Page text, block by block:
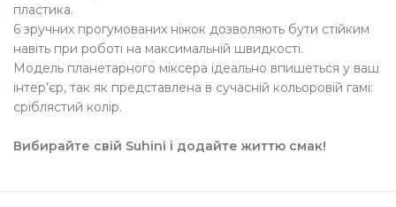
пластика.
6 зручних прогумованих ніжок дозволяють бути стійким
навіть при роботі на максимальній швидкості.
Модель планетарного міксера ідеально впишеться у ваш
інтер’єр, так як представлена ​​в сучасній кольоровій гамі:
сріблястий колір.
Вибирайте свій Suhini і додайте життю смак!